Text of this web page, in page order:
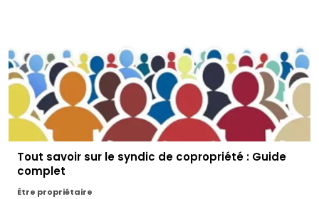
Tout savoir sur le syndic de copropriété : Guide
complet
Être propriétaire